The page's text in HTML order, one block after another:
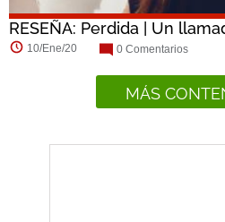
RESEÑA: Perdida | Un
10/Ene/20 0 Comentarios
MÁS